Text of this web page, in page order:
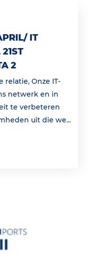
IT
2
relatie, Onze IT-
netwerk en in
te verbeteren
uit die we...